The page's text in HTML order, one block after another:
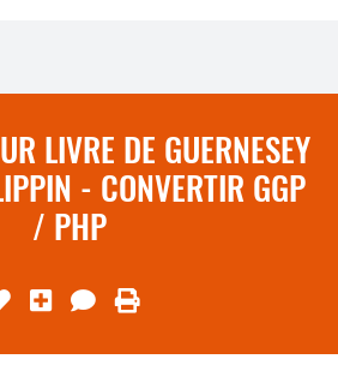
LIVRE DE GUERNESEY
- CONVERTIR GGP
/ PHP